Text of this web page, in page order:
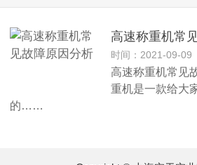
高速称重机常
时间：2021-09-
高速称重机常见
重机是一款给大
的……